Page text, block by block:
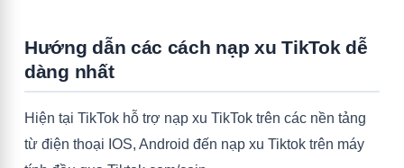
Hướng dẫn các cách nạp xu TikTok dễ
dàng nhất
Hiện tại TikTok hỗ trợ nạp xu TikTok trên các nền tảng
từ điện thoại IOS, Android đến nạp xu Tiktok trên máy